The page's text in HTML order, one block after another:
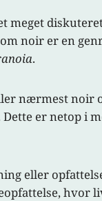
meget
noir er en
.
nærmest
er netop
eller